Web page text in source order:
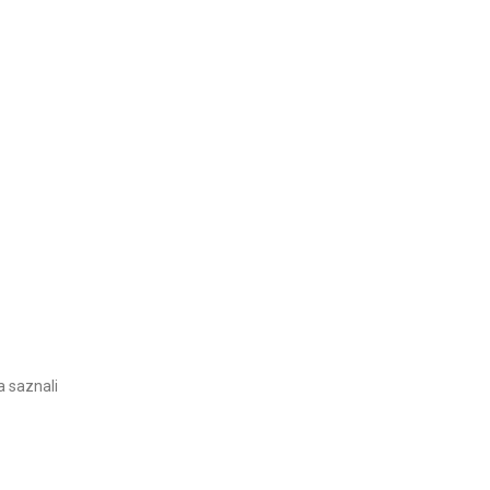
saznali